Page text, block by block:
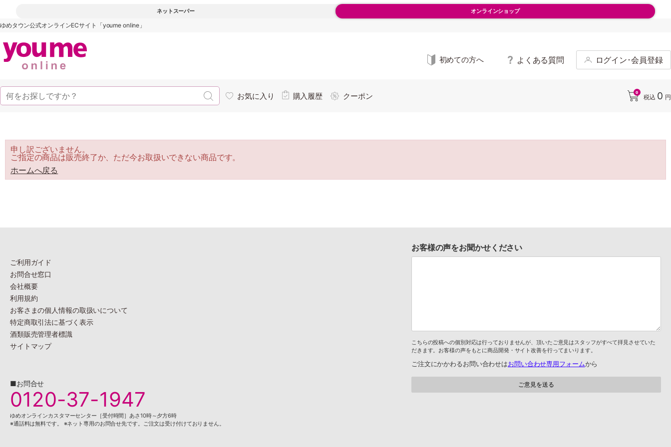
ネットスーパー オンラインショップ
ゆめタウン公式オンラインECサイト「youme online」
初めての方へ よくある質問 ログイン･会員登録
お気に入り 購入履歴 クーポン 0
税込 0 円
申し訳ございません。
ご指定の商品は販売終了か、ただ今お取扱いできない商品です。
ホームへ戻る
ご利用ガイド
お問合せ窓口
会社概要
利用規約
お客さまの個人情報の取扱いについて
特定商取引法に基づく表示
酒類販売管理者標識
サイトマップ
■お問合せ
0120-37-1947
ゆめオンラインカスタマーセンター［受付時間］あさ10時～夕方6時
※通話料は無料です。 ※ネット専用のお問合せ先です。ご注文は受け付けておりません。
お客様の声をお聞かせください
こちらの投稿への個別対応は行っておりませんが、頂いたご意見はスタッフがすべて拝見させていた
だきます。お客様の声をもとに商品開発・サイト改善を行ってまいります。
ご注文にかかわるお問い合わせはお問い合わせ専用フォームから